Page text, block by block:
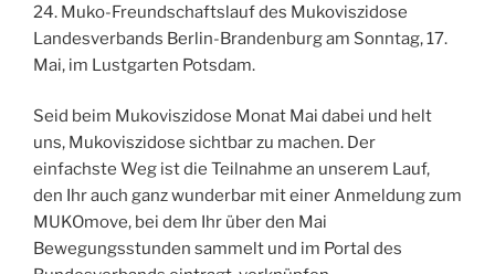
24. Muko-Freundschaftslauf des Mukoviszidose
Landesverbands Berlin-Brandenburg am Sonntag, 17.
Mai, im Lustgarten Potsdam.
Seid beim Mukoviszidose Monat Mai dabei und helt
uns, Mukoviszidose sichtbar zu machen. Der
einfachste Weg ist die Teilnahme an unserem Lauf,
den Ihr auch ganz wunderbar mit einer Anmeldung zum
MUKOmove, bei dem Ihr über den Mai
Bewegungsstunden sammelt und im Portal des